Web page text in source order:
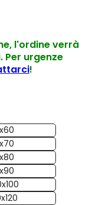
l'ordine verrà
Per urgenze
!